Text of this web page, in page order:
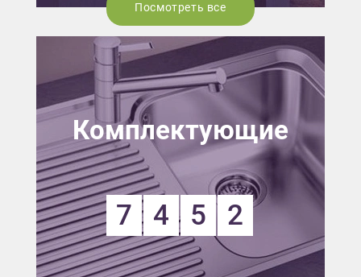
Посмотреть все
Комплектующие
7 4 5 2